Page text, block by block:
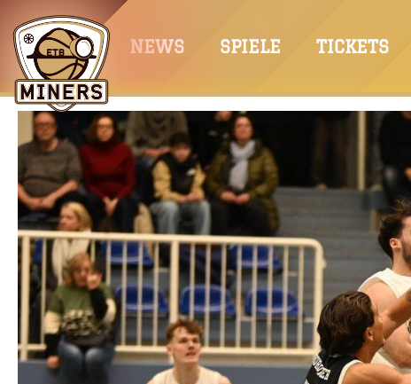
zum
Inhalt
NEWS SPIELE TICKETS